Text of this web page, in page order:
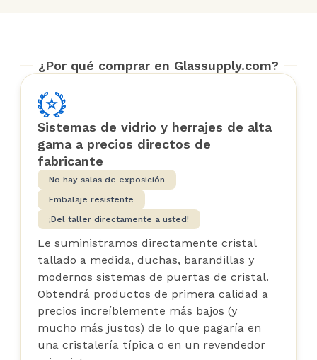
¿Por qué comprar en Glassupply.com?
Sistemas de vidrio y herrajes de alta
gama a precios directos de
fabricante
No hay salas de exposición
Embalaje resistente
¡Del taller directamente a usted!
Le suministramos directamente cristal
tallado a medida, duchas, barandillas y
modernos sistemas de puertas de cristal.
Obtendrá productos de primera calidad a
precios increíblemente más bajos (y
mucho más justos) de lo que pagaría en
una cristalería típica o en un revendedor